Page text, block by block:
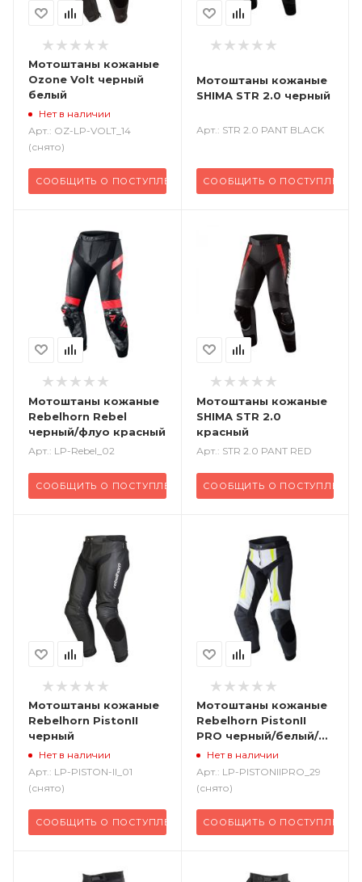
Мотоштаны кожаные
Ozone Volt черный
белый
Нет в наличии
Арт.: OZ-LP-VOLT_14
(снято)
СООБЩИТЬ О ПОСТУПЛЕНИИ
Мотоштаны кожаные
SHIMA STR 2.0 черный
Арт.: STR 2.0 PANT BLACK
СООБЩИТЬ О ПОСТУПЛЕНИИ
Мотоштаны кожаные
Rebelhorn Rebel
черный/флуо красный
Арт.: LP-Rebel_02
СООБЩИТЬ О ПОСТУПЛЕНИИ
Мотоштаны кожаные
SHIMA STR 2.0
красный
Арт.: STR 2.0 PANT RED
СООБЩИТЬ О ПОСТУПЛЕНИИ
Мотоштаны кожаные
Rebelhorn PistonII
черный
Нет в наличии
Арт.: LP-PISTON-II_01
(снято)
СООБЩИТЬ О ПОСТУПЛЕНИИ
Мотоштаны кожаные
Rebelhorn PistonII
PRO черный/белый/
флуо желтый
Нет в наличии
Арт.: LP-PISTONIIPRO_29
(снято)
СООБЩИТЬ О ПОСТУПЛЕНИИ